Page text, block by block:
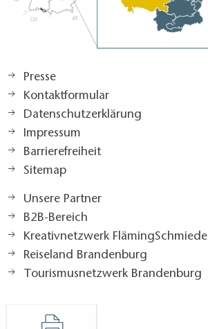
Presse
Kontaktformular
Datenschutzerklärung
Impressum
Barrierefreiheit
Sitemap
Unsere Partner
B2B-Bereich
Kreativnetzwerk FlämingSchmiede
Reiseland Brandenburg
Tourismusnetzwerk Brandenburg